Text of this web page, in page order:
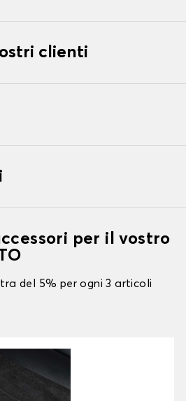
clienti
per il vostro
del 5% per ogni 3 articoli